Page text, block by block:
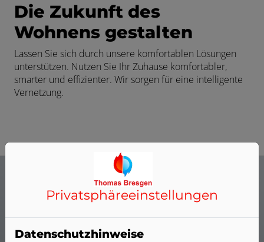
Die Zukunft des
Wohnens gestalten
Lassen Sie sich durch unsere komfortablen Lösungen
unterstützen. Nutzen Sie Ihr Zuhause komfortabler,
smarter und effizienter. Wir sorgen für eine intelligente
Vernetzung.
Intelligente Gebäudesteuerung
Privatsphäre­einstellungen
Datenschutzhinweise